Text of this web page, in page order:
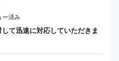
ー済み
て迅速に対応していただきま